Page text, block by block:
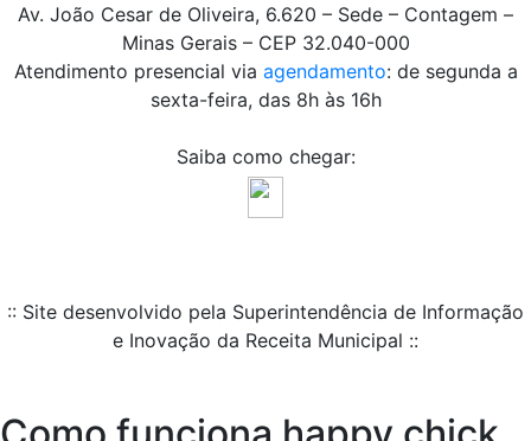
Av. João Cesar de Oliveira, 6.620 – Sede – Contagem –
Minas Gerais – CEP 32.040-000
Atendimento presencial via agendamento: de segunda a
sexta-feira, das 8h às 16h
Saiba como chegar:
:: Site desenvolvido pela Superintendência de Informação
e Inovação da Receita Municipal ::